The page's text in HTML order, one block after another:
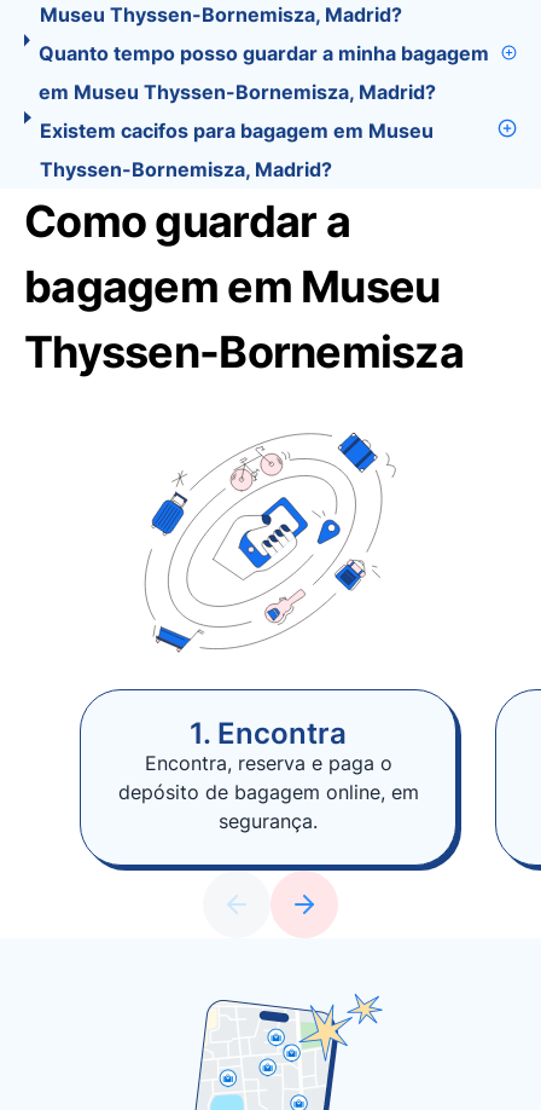
Museu Thyssen-Bornemisza, Madrid?
Quanto tempo posso guardar a minha bagagem
em Museu Thyssen-Bornemisza, Madrid?
Existem cacifos para bagagem em Museu
Thyssen-Bornemisza, Madrid?
Como guardar a
bagagem em Museu
Thyssen-Bornemisza
1. Encontra
Encontra, reserva e paga o
depósito de bagagem online, em
segurança.